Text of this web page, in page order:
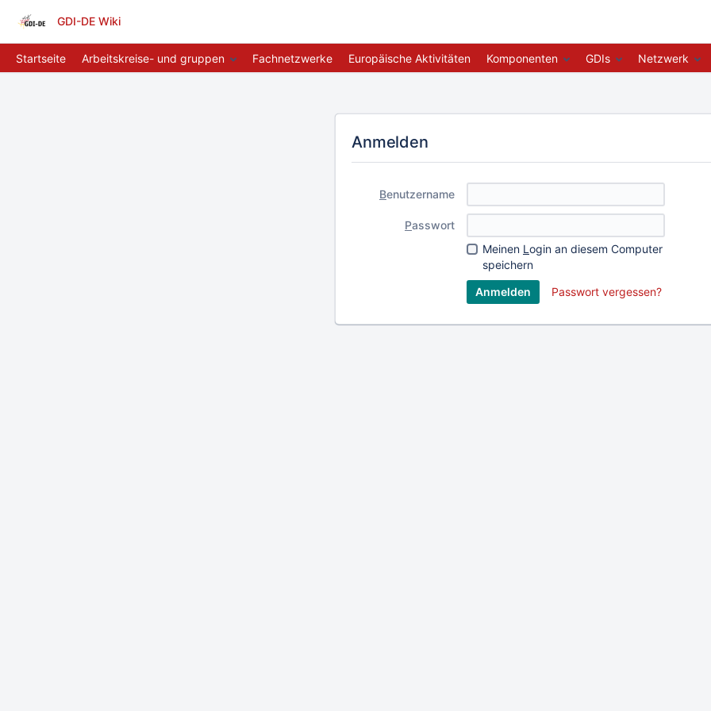
GDI-DE Wiki
Startseite Arbeitskreise- und gruppen Fachnetzwerke Europäische Aktivitäten Komponenten GDIs Netzwerk
Anmelden
Benutzername
Passwort
Meinen L ogin an diesem Computer
speichern
Passwort vergessen?